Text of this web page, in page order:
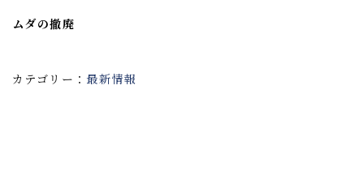
ムダの撤廃
カテゴリー：最新情報